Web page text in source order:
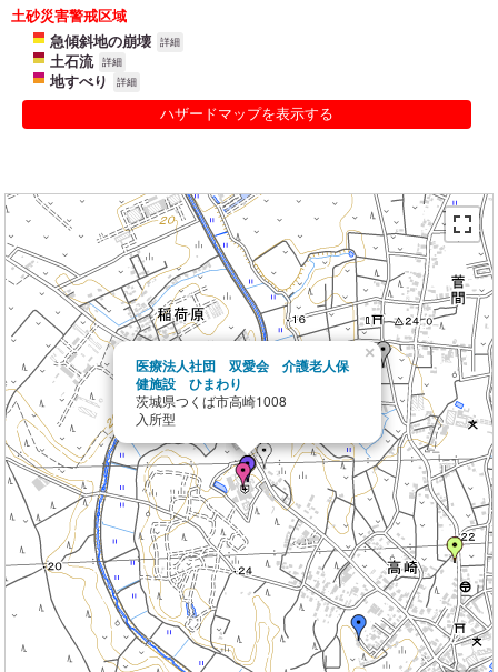
土砂災害警戒区域
急傾斜地の崩壊
詳細
土石流 詳細
地すべり 詳細
ハザードマップを表示する
医療法人社団 双愛会 介護老人保
健施設 ひまわり
茨城県つくば市高崎1008
入所型
×